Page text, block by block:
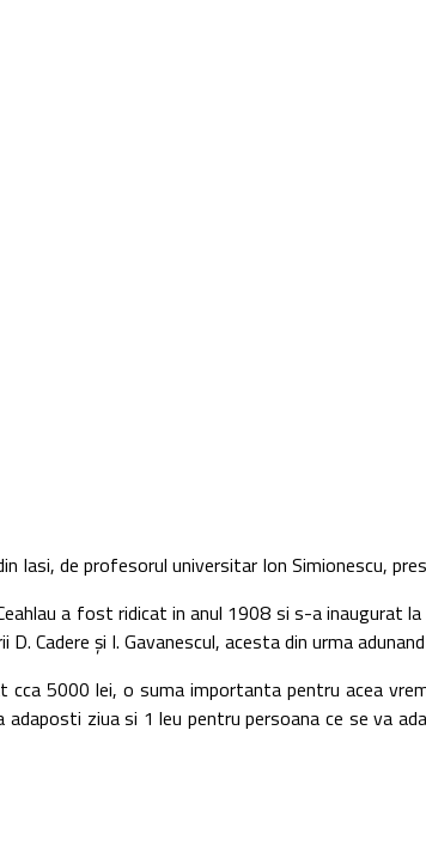
Iasi, de profesorul universitar Ion Simionescu,
a fost ridicat in anul 1908 si s-a inaugurat la
şi I. Gavanescul, acesta din urma
lei, o suma importanta pentru acea
ziua si 1 leu pentru persoana ce se va